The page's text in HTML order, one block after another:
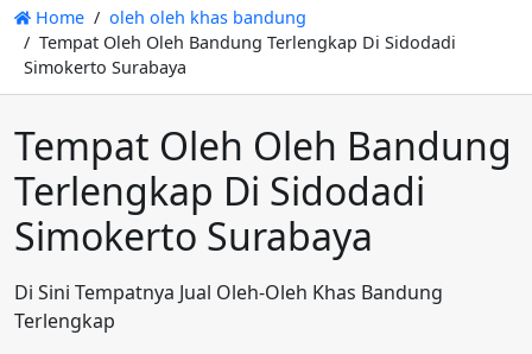
Home
oleh oleh khas bandung
Tempat Oleh Oleh Bandung Terlengkap Di Sidodadi
Simokerto Surabaya
Tempat Oleh Oleh Bandung
Terlengkap Di Sidodadi
Simokerto Surabaya
Di Sini Tempatnya Jual Oleh-Oleh Khas Bandung
Terlengkap